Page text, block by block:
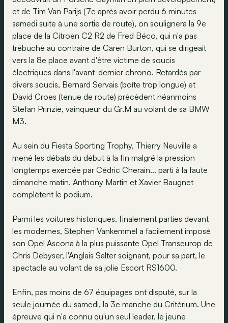
et de Tim Van Parijs (7e après avoir perdu 6 minutes
samedi suite à une sortie de route), on soulignera la 9e
place de la Citroën C2 R2 de Fred Béco, qui n'a pas
trébuché au contraire de Caren Burton, qui se dirigeait
vers la 8e place avant d'être victime de soucis
électriques dans l'avant-dernier chrono. Retardés par
divers soucis, Bernard Servais (boîte trop longue) et
David Croes (tenue de route) précèdent néanmoins
Stefan Prinzie, vainqueur du Gr.M au volant de sa BMW
M3.
Au sein du Fiesta Sporting Trophy, Thierry Neuville a
mené les débats du début à la fin malgré la pression
longtemps exercée par Cédric Cherain... parti à la faute
dimanche matin. Anthony Martin et Xavier Baugnet
complètent le podium.
Parmi les voitures historiques, finalement parties devant
les modernes, Stephen Vankemmel a facilement imposé
son Opel Ascona à la plus puissante Opel Transeurop de
Chris Debyser, l'Anglais Salter soignant, pour sa part, le
spectacle au volant de sa jolie Escort RS1600.
Enfin, pas moins de 67 équipages ont disputé, sur la
seule journée du samedi, la 3e manche du Critérium. Une
épreuve qui n'a connu qu'un seul leader, le jeune